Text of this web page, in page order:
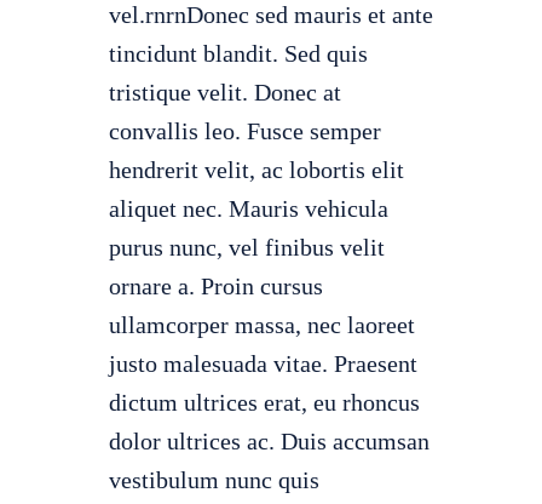
vel.rnrnDonec sed mauris et ante
tincidunt blandit. Sed quis
tristique velit. Donec at
convallis leo. Fusce semper
hendrerit velit, ac lobortis elit
aliquet nec. Mauris vehicula
purus nunc, vel finibus velit
ornare a. Proin cursus
ullamcorper massa, nec laoreet
justo malesuada vitae. Praesent
dictum ultrices erat, eu rhoncus
dolor ultrices ac. Duis accumsan
vestibulum nunc quis